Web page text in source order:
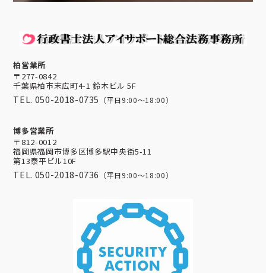
柏営業所
〒277-0842
千葉県柏市末広町4-1 鈴木ビル 5F
TEL. 050-2018-0735 （平日9:00～18:00）
博多営業所
〒812-0012
福岡県福岡市博多区博多駅中央街5-11
第13泰平ビル10F
TEL. 050-2018-0736 （平日9:00～18:00）